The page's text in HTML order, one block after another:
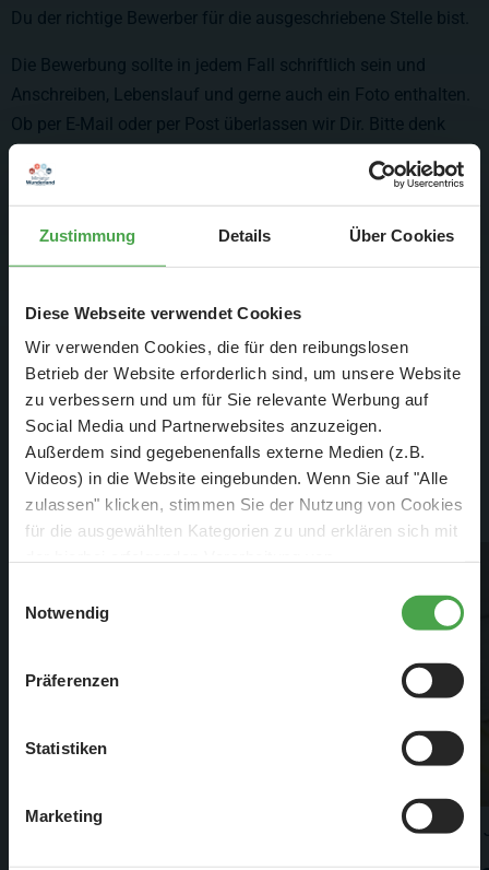
Zustimmung Details Über Cookies
Diese Webseite verwendet Cookies
Wir verwenden Cookies, die für den reibungslosen
Betrieb der Website erforderlich sind, um unsere Website
zu verbessern und um für Sie relevante Werbung auf
Social Media und Partnerwebsites anzuzeigen.
Außerdem sind gegebenenfalls externe Medien (z.B.
Videos) in die Website eingebunden. Wenn Sie auf "Alle
zulassen" klicken, stimmen Sie der Nutzung von Cookies
für die ausgewählten Kategorien zu und erklären sich mit
diese Einstellungen jederzeit über die Schaltfläche
zustimmen, beschränken wir uns auf die technisch
notwendigen Cookies. Weitere Informationen finden Sie in
Notwendig
Präferenzen
Statistiken
Marketing
Du der richtige Bewerber für die ausgeschriebene Stelle bist.
Die Bewerbung sollte in jedem Fall schriftlich sein und
Anschreiben, Lebenslauf und gerne auch ein Foto enthalten.
Ob per E-Mail oder per Post überlassen wir Dir. Bitte denk
jedoch daran, keine allzu großen Anhänge zu versenden.
Du findest unsere Stellenangebote aber auch auf anderen
Plattformen. Um möglichst viele gute Bewerber
anzusprechen, arbeiten wir auch eng mit der Arbeitsagentur
Aktuelle Jobangebote
Alle anzeigen
7. Aug. 2026 15.